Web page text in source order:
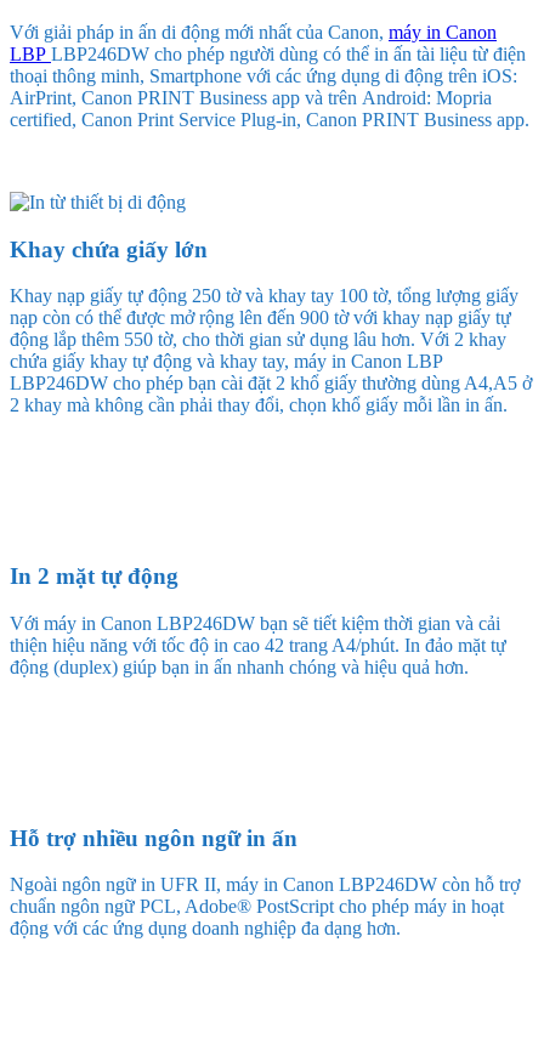
Với giải pháp in ấn di động mới nhất của Canon, máy in Canon
LBP LBP246DW cho phép người dùng có thể in ấn tài liệu từ điện
thoại thông minh, Smartphone với các ứng dụng di động trên iOS:
AirPrint, Canon PRINT Business app và trên Android: Mopria
certified, Canon Print Service Plug-in, Canon PRINT Business app.
Khay chứa giấy lớn
Khay nạp giấy tự động 250 tờ và khay tay 100 tờ, tổng lượng giấy
nạp còn có thể được mở rộng lên đến 900 tờ với khay nạp giấy tự
động lắp thêm 550 tờ, cho thời gian sử dụng lâu hơn. Với 2 khay
chứa giấy khay tự động và khay tay, máy in Canon LBP
LBP246DW cho phép bạn cài đặt 2 khổ giấy thường dùng A4,A5 ở
2 khay mà không cần phải thay đổi, chọn khổ giấy mỗi lần in ấn.
In 2 mặt tự động
Với máy in Canon LBP246DW bạn sẽ tiết kiệm thời gian và cải
thiện hiệu năng với tốc độ in cao 42 trang A4/phút. In đảo mặt tự
động (duplex) giúp bạn in ấn nhanh chóng và hiệu quả hơn.
Hỗ trợ nhiều ngôn ngữ in ấn
Ngoài ngôn ngữ in UFR II, máy in Canon LBP246DW còn hỗ trợ
chuẩn ngôn ngữ PCL, Adobe® PostScript cho phép máy in hoạt
động với các ứng dụng doanh nghiệp đa dạng hơn.